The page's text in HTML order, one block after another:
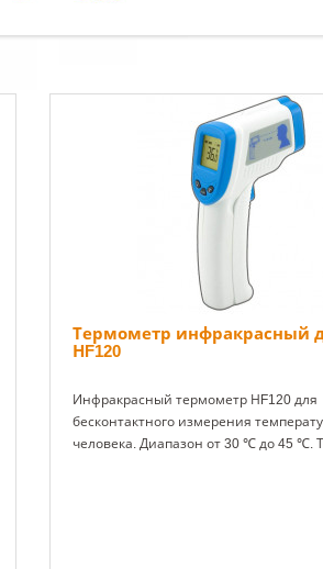
Термометр инфракрасный
НF120
Инфракрасный термометр НF120 для
бесконтактного измерения
человека. Диапазон от 30 ℃ до 45 ℃.